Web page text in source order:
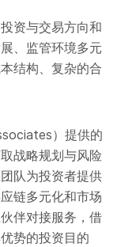
资与交易方向和
、监管环境多元
结构、复杂的合
）提供的
战略规划与风险
队为投资者提供
链多元化和市场
伴对接服务，借
势的投资目的